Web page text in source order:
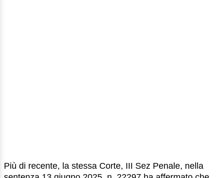
Più di recente, la stessa Corte, III Sez Penale, nella